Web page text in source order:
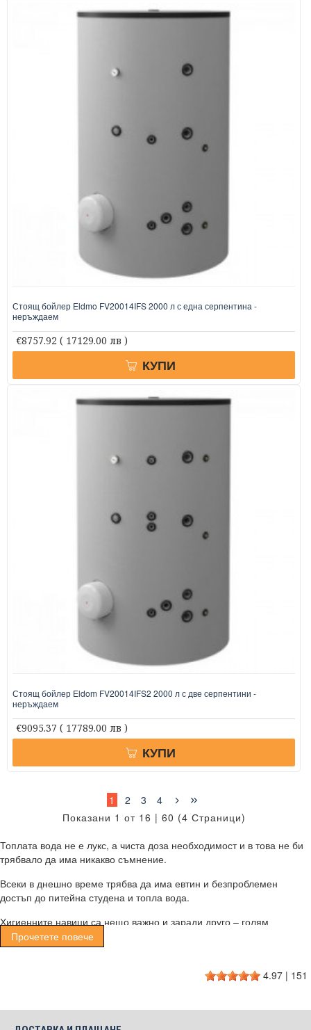
Топлата вода не е лукс, а чиста доза необходимост и в това не би
трябвало да има никакво съмнение.
Всеки в днешно време трябва да има евтин и безпроблемен
достъп до питейна студена и топла вода.
Хигиенните навици са нещо важно и заради друго – голям
процент заслуги за ниското развитие на болестите по света има
именно хигиената, която хората спазват стриктно.
бойлеривъв всяко
Прочетете повече
Стоящ бойлер Eldmo FV20014IFS 2000 л с една серпентина -
неръждаем
€8757.92 ( 17129.00 лв )
КУПИ
Стоящ бойлер Eldom FV20014IFS2 2000 л с две серпентини -
неръждаем
€9095.37 ( 17789.00 лв )
КУПИ
1 2 3
4
Показани 1 от 16 | 60 (4 Страници)
4.97 | 151